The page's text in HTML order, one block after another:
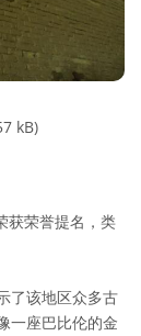
kB)
获荣誉提名，类
了该地区众多古
一座巴比伦的金